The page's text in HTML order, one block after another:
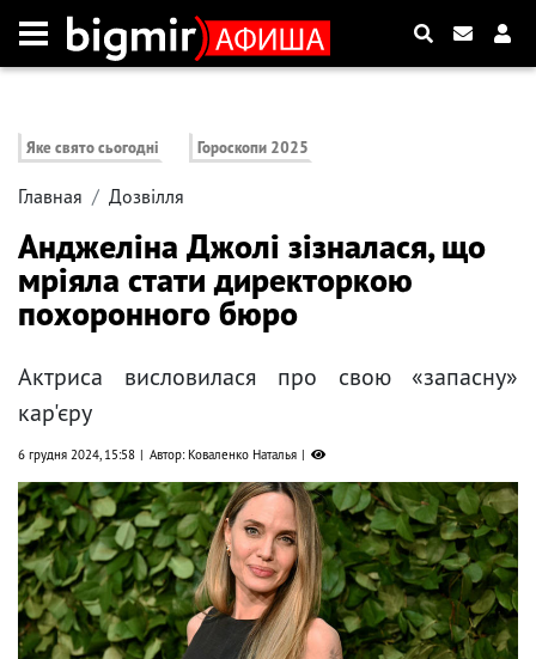
Яке свято сьогодні Гороскопи 2025
Главная Дозвілля
Анджеліна Джолі зізналася, що
мріяла стати директоркою
похоронного бюро
Актриса висловилася про свою «запасну»
кар'єру
6 грудня 2024, 15:58 Автор: Коваленко Наталья